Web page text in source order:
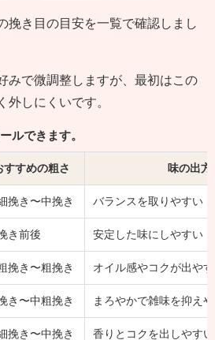
挽き目の目安を一覧で確認しまし
みで微調整しますが、最初はこの
外しにくいです。
ルできます。
すすめの粗さ 味の出方
挽き〜中挽き バランスを取りやすい
き前後 安定した味にしやすい
挽き〜粗挽き オイル感やコクが出や
き〜中粗挽き まろやかで雑味を抑え
挽き〜中挽き 香りとコクを出しやすい